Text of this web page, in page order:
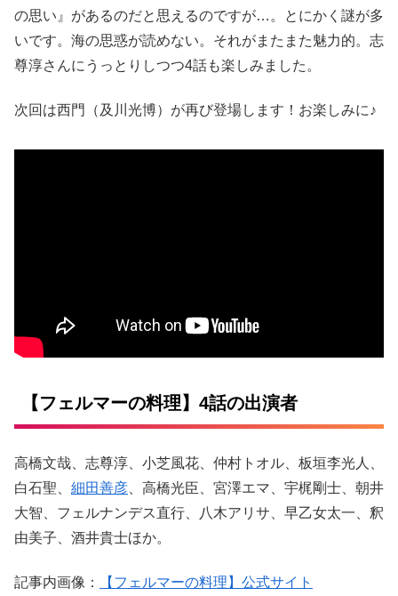
の思い』があるのだと思えるのですが…。とにかく謎が多
いです。海の思惑が読めない。それがまたまた魅力的。志
尊淳さんにうっとりしつつ4話も楽しみました。
次回は西門（及川光博）が再び登場します！お楽しみに♪
【フェルマーの料理】4話の出演者
高橋文哉、志尊淳、小芝風花、仲村トオル、板垣李光人、
白石聖、 細田善彦 、高橋光臣、宮澤エマ、宇梶剛士、朝井
大智、フェルナンデス直行、八木アリサ、早乙女太一、釈
由美子、酒井貴士ほか。
記事内画像： 【フェルマーの料理】公式サイト